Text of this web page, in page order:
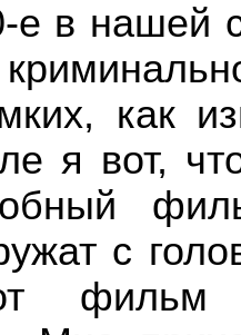
в нашей
как
я вот,
с
фильм